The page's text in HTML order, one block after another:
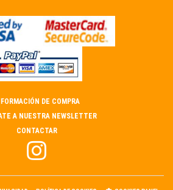
DE COMPRA
A NUESTRA NEWSLETTER
CONTACTAR